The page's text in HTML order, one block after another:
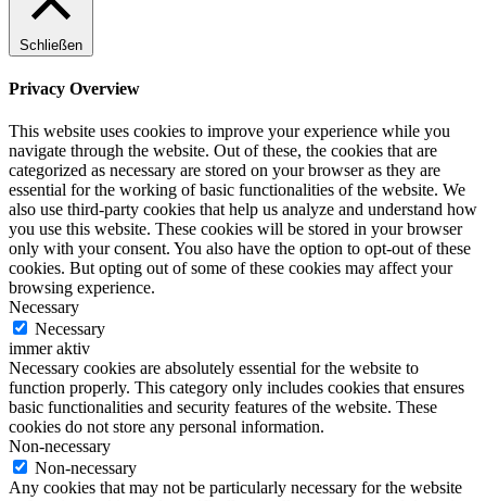
Schließen
Privacy Overview
This website uses cookies to improve your experience while you
navigate through the website. Out of these, the cookies that are
categorized as necessary are stored on your browser as they are
essential for the working of basic functionalities of the website. We
also use third-party cookies that help us analyze and understand how
you use this website. These cookies will be stored in your browser
only with your consent. You also have the option to opt-out of these
cookies. But opting out of some of these cookies may affect your
browsing experience.
Necessary
Necessary
immer aktiv
Necessary cookies are absolutely essential for the website to
function properly. This category only includes cookies that ensures
basic functionalities and security features of the website. These
cookies do not store any personal information.
Non-necessary
Non-necessary
Any cookies that may not be particularly necessary for the website